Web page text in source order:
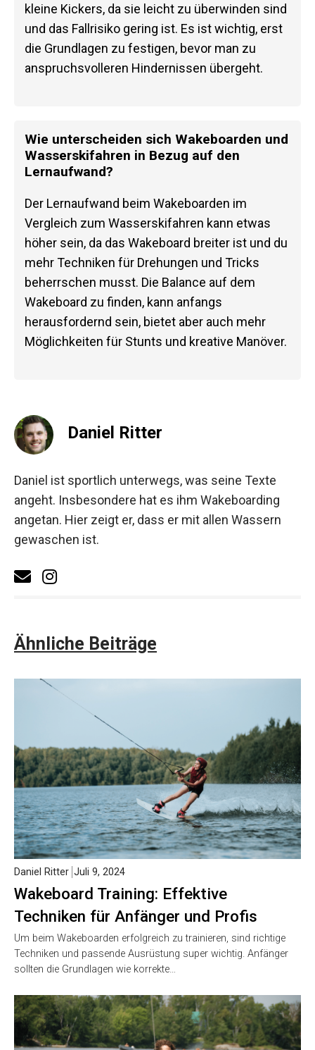
kleine Kickers, da sie leicht zu überwinden sind
und das Fallrisiko gering ist. Es ist wichtig, erst
die Grundlagen zu festigen, bevor man zu
anspruchsvolleren Hindernissen übergeht.
Wie unterscheiden sich Wakeboarden und
Wasserskifahren in Bezug auf den
Lernaufwand?
Der Lernaufwand beim Wakeboarden im
Vergleich zum Wasserskifahren kann etwas
höher sein, da das Wakeboard breiter ist und du
mehr Techniken für Drehungen und Tricks
beherrschen musst. Die Balance auf dem
Wakeboard zu finden, kann anfangs
herausfordernd sein, bietet aber auch mehr
Möglichkeiten für Stunts und kreative Manöver.
Daniel Ritter
Daniel ist sportlich unterwegs, was seine Texte
angeht. Insbesondere hat es ihm Wakeboarding
angetan. Hier zeigt er, dass er mit allen Wassern
gewaschen ist.
Ähnliche Beiträge
Wakeboard Training: Effektive
Techniken für Anfänger und Profis
Daniel Ritter Juli 9, 2024
Um beim Wakeboarden erfolgreich zu trainieren, sind richtige
Techniken und passende Ausrüstung super wichtig. Anfänger
sollten die Grundlagen wie korrekte…